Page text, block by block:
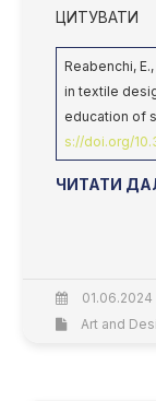
ЦИТУВАТИ
Reabenchi,
in textile
education of
s://doi.org/
ЧИТАТИ
01.06.2024
Art and